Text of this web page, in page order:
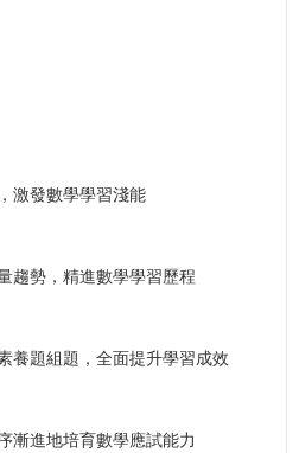
激發數學學習淺能
趨勢，精進數學學習歷程
養題組題，全面提升學習成效
漸進地培育數學應試能力